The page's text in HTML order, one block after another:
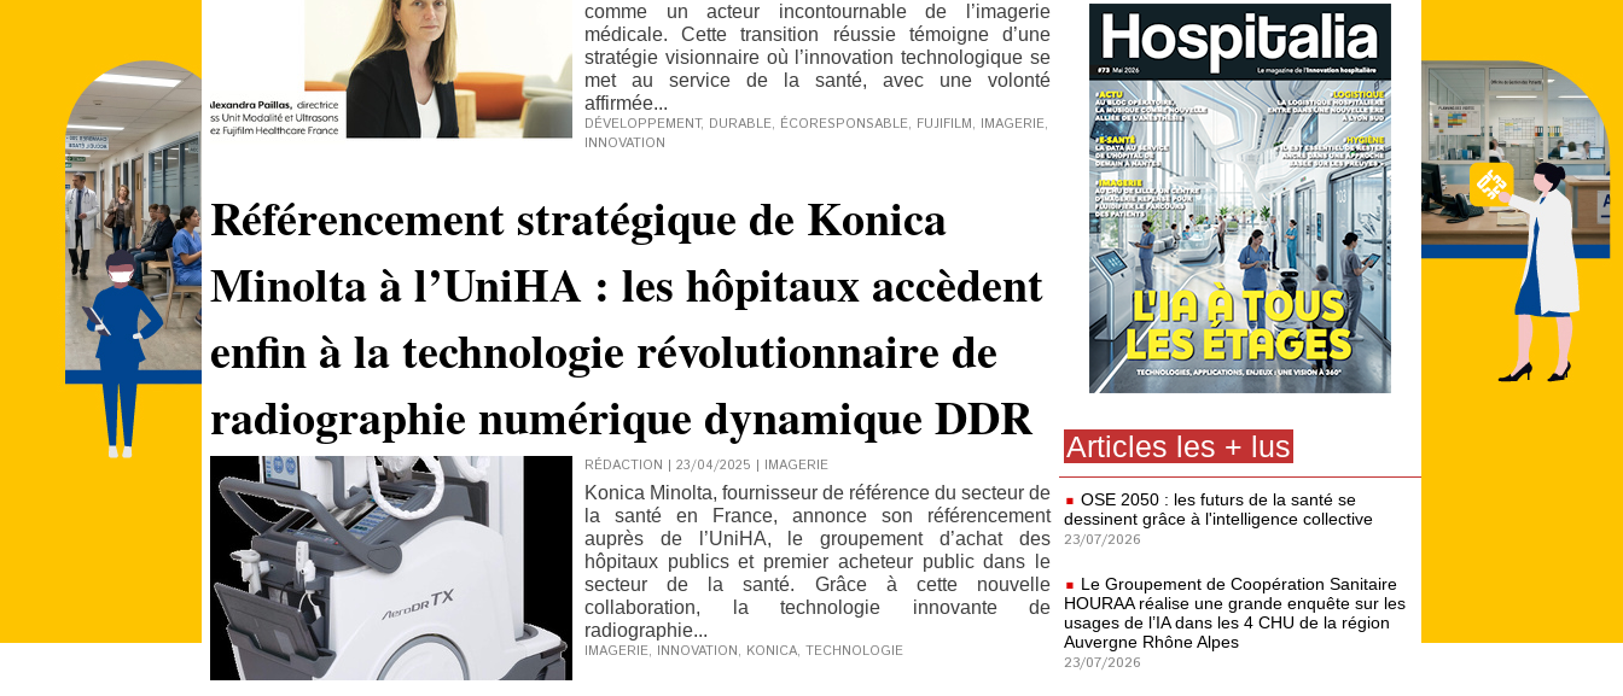
comme un acteur incontournable de l’imagerie
médicale. Cette transition réussie témoigne d’une
stratégie visionnaire où l’innovation technologique se
met au service de la santé, avec une volonté
affirmée...
DÉVELOPPEMENT, DURABLE, ÉCORESPONSABLE, FUJIFILM, IMAGERIE,
INNOVATION
Référencement stratégique de Konica
Minolta à l’UniHA : les hôpitaux accèdent
enfin à la technologie révolutionnaire de
radiographie numérique dynamique DDR
RÉDACTION | 23/04/2025 | IMAGERIE
Konica Minolta, fournisseur de référence du secteur de
la santé en France, annonce son référencement
auprès de l’UniHA, le groupement d’achat des
hôpitaux publics et premier acheteur public dans le
secteur de la santé. Grâce à cette nouvelle
collaboration, la technologie innovante de
radiographie...
IMAGERIE, INNOVATION, KONICA, TECHNOLOGIE
Articles les + lus
OSE 2050 : les futurs de la santé se
dessinent grâce à l'intelligence collective
23/07/2026
Le Groupement de Coopération Sanitaire
HOURAA réalise une grande enquête sur les
usages de l’IA dans les 4 CHU de la région
Auvergne Rhône Alpes
23/07/2026